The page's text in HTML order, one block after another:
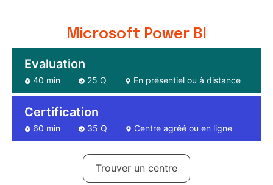
Microsoft Power BI
Evaluation
40 min 25 Q En présentiel ou à distance
Certification
60 min 35 Q Centre agréé ou en ligne
Trouver un centre